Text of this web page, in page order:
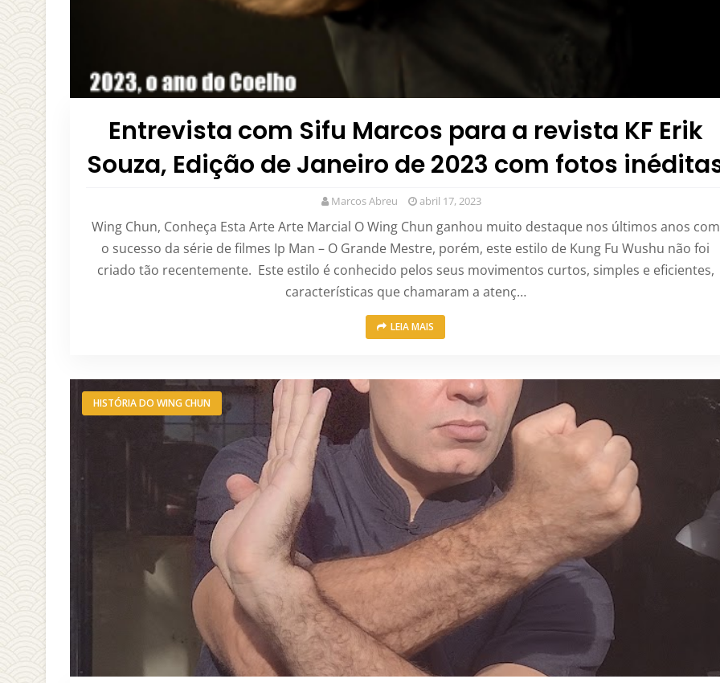
Entrevista com Sifu Marcos para a revista KF Erik
Souza, Edição de Janeiro de 2023 com fotos
Marcos Abreu abril 17, 2023
Wing Chun, Conheça Esta Arte Arte Marcial O Wing Chun ganhou muito destaque nos últimos anos com
o sucesso da série de filmes Ip Man – O Grande Mestre, porém, este estilo de Kung Fu Wushu não foi
criado tão recentemente. Este estilo é conhecido pelos seus movimentos curtos, simples e eficientes,
características que chamaram a atenç…
LEIA MAIS
HISTÓRIA DO WING CHUN